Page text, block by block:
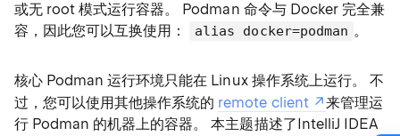
或无 root 模式运行容器。 Podman 命令与 Docker 完全兼
容，因此您可以互换使用：
alias docker=podman 。
核心 Podman 运行环境只能在 Linux 操作系统上运行。 不
过，您可以使用其他操作系统的 remote client
来管理运
行 Podman 的机器上的容器。 本主题描述了IntelliJ IDEA